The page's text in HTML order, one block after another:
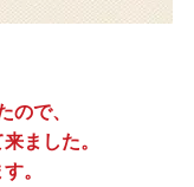
ので、
ました。
。